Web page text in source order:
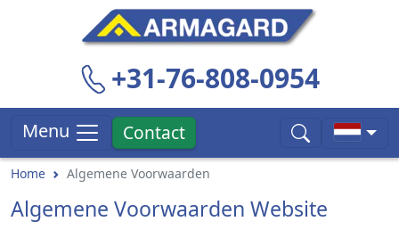
+31-76-808-0954
Menu Contact
Home Algemene Voorwaarden
Algemene Voorwaarden Website